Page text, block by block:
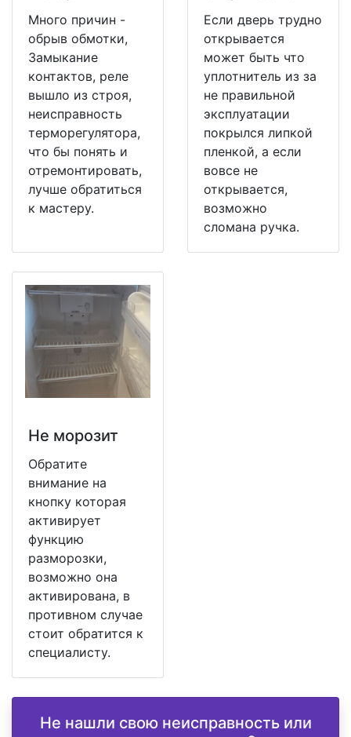
Много причин -
обрыв обмотки,
Замыкание
контактов, реле
вышло из строя,
неисправность
терморегулятора,
что бы понять и
отремонтировать,
лучше обратиться
к мастеру.
Если дверь трудно
открывается
может быть что
уплотнитель из за
не правильной
эксплуатации
покрылся липкой
пленкой, а если
вовсе не
открывается,
возможно
сломана ручка.
Не морозит
Обратите
внимание на
кнопку которая
активирует
функцию
разморозки,
возможно она
активирована, в
противном случае
стоит обратится к
специалисту.
Не нашли свою неисправность или